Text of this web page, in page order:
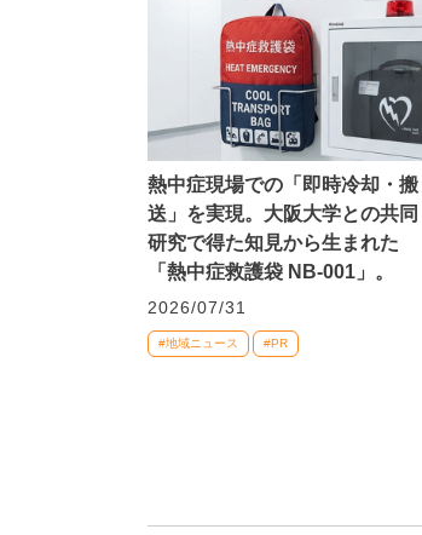
熱中症現場での「即時冷却・搬
送」を実現。大阪大学との共同
研究で得た知見から生まれた
「熱中症救護袋 NB-001」。
2026/07/31
#地域ニュース #PR